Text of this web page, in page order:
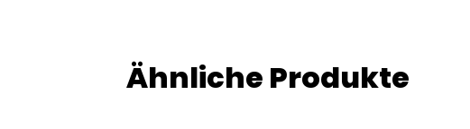
Ähnliche Produkte